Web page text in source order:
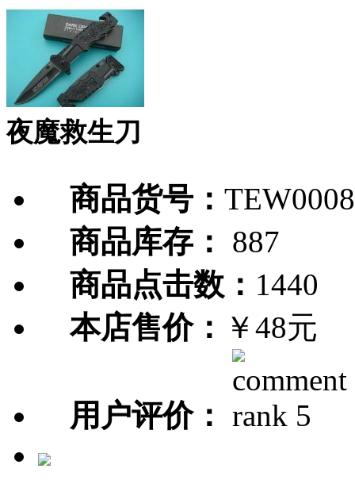
夜魔救生刀
商品货号：
商品库存：
887
商品点击数： 1440
本店售价： ￥48元
用户评价：